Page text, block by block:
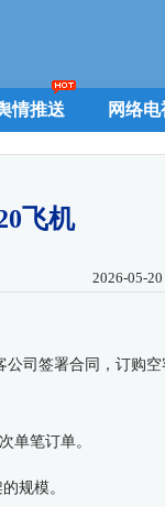
情推送 网络电
飞机
2026-05-
公司签署合同，订购空
单笔订单。
规模。